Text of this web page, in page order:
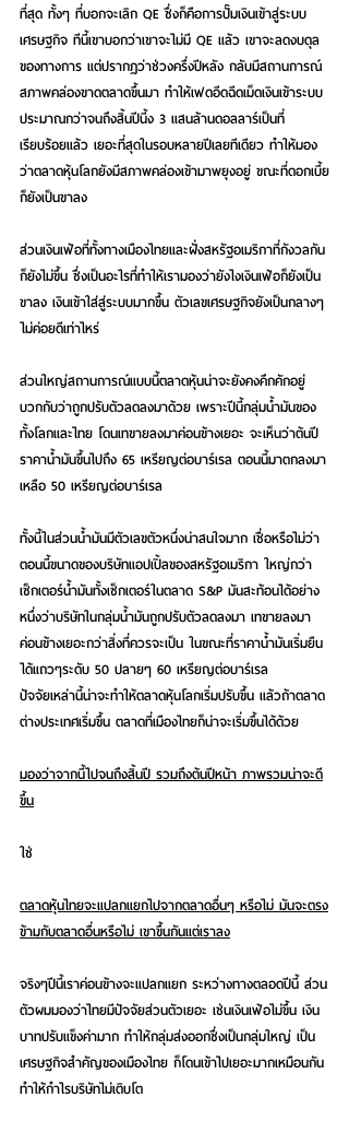
ที่สุด ทั้งๆ ที่บอกจะเลิก QE ซึ่งก็คือการปั๊มเงินเข้าสู่ระบบ
เศรษฐกิจ ทีนี้เขาบอกว่าเขาจะไม่มี QE แล้ว เขาจะลดงบดุล
ของทางการ แต่ปรากฏว่าช่วงครึ่งปีหลัง กลับมีสถานการณ์
สภาพคล่องขาดตลาดขึ้นมา ทำให้เฟดอีดฉีดเม็ดเงินเข้าระบบ
ประมาณกว่าจนถึงสิ้นปีนี้ง 3 แสนล้านดอลลาร์เป็นที่
เรียบร้อยแล้ว เยอะที่สุดในรอบหลายปีเลยทีเดียว ทำให้มอง
ว่าตลาดหุ้นโลกยังมีสภาพคล่องเข้ามาพยุงอยู่ ขณะที่ดอกเบี้ย
ก็ยังเป็นขาลง
ส่วนเงินเฟ้อที่ทั้งทางเมืองไทยและฝั่งสหรัฐอเมริกาที่กังวลกัน
ก็ยังไม่ขึ้น ซึ่งเป็นอะไรที่ทำให้เรามองว่ายังไงเงินเฟ้อก็ยังเป็น
ขาลง เงินเข้าใส่สู่ระบบมากขึ้น ตัวเลขเศรษฐกิจยังเป็นกลางๆ
ไม่ค่อยดีเท่าไหร่
ส่วนใหญ่สถานการณ์แบบนี้ตลาดหุ้นน่าจะยังคงคึกคักอยู่
บวกกับว่าถูกปรับตัวลดลงมาด้วย เพราะปีนี้กลุ่มน้ำมันของ
ทั้งโลกและไทย โดนเทขายลงมาค่อนข้างเยอะ จะเห็นว่าต้นปี
ราคาน้ำมันขึ้นไปถึง 65 เหรียญต่อบาร์เรล ตอนนี้มาตกลงมา
เหลือ 50 เหรียญต่อบาร์เรล
ทั้งนี้ในส่วนน้ำมันมีตัวเลขตัวหนึ่งน่าสนใจมาก เชื่อหรือไม่ว่า
ตอนนี้ขนาดของบริษัทแอปเปิ้ลของสหรัฐอเมริกา ใหญ่กว่า
เซ็กเตอร์น้ำมันทั้งเซ็กเตอร์ในตลาด S&P มันสะท้อนได้อย่าง
หนึ่งว่าบริษัทในกลุ่มน้ำมันถูกปรับตัวลดลงมา เทขายลงมา
ค่อนข้างเยอะกว่าสิ่งที่ควรจะเป็น ในขณะที่ราคาน้ำมันเริ่มยืน
ได้แถวๆระดับ 50 ปลายๆ 60 เหรียญต่อบาร์เรล
ปัจจัยเหล่านี้น่าจะทำให้ตลาดหุ้นโลกเริ่มปรับขึ้น แล้วถ้าตลาด
ต่างประเทศเริ่มขึ้น ตลาดที่เมืองไทยก็น่าจะเริ่มขึ้นได้ด้วย
มองว่าจากนี้ไปจนถึงสิ้นปี รวมถึงต้นปีหน้า ภาพรวมน่าจะดี
ขึ้น
ใช่
ตลาดหุ้นไทยจะแปลกแยกไปจากตลาดอื่นๆ หรือไม่ มันจะตรง
ข้ามกับตลาดอื่นหรือไม่ เขาขึ้นกันแต่เราลง
จริงๆปีนี้เราค่อนข้างจะแปลกแยก ระหว่างทางตลอดปีนี้ ส่วน
ตัวผมมองว่าไทยมีปัจจัยส่วนตัวเยอะ เช่นเงินเฟ้อไม่ขึ้น เงิน
บาทปรับแข็งค่ามาก ทำให้กลุ่มส่งออกซึ่งเป็นกลุ่มใหญ่ เป็น
เศรษฐกิจสำคัญของเมืองไทย ก็โดนเข้าไปเยอะมากเหมือนกัน
ทำให้กำไรบริษัทไม่เติบโต